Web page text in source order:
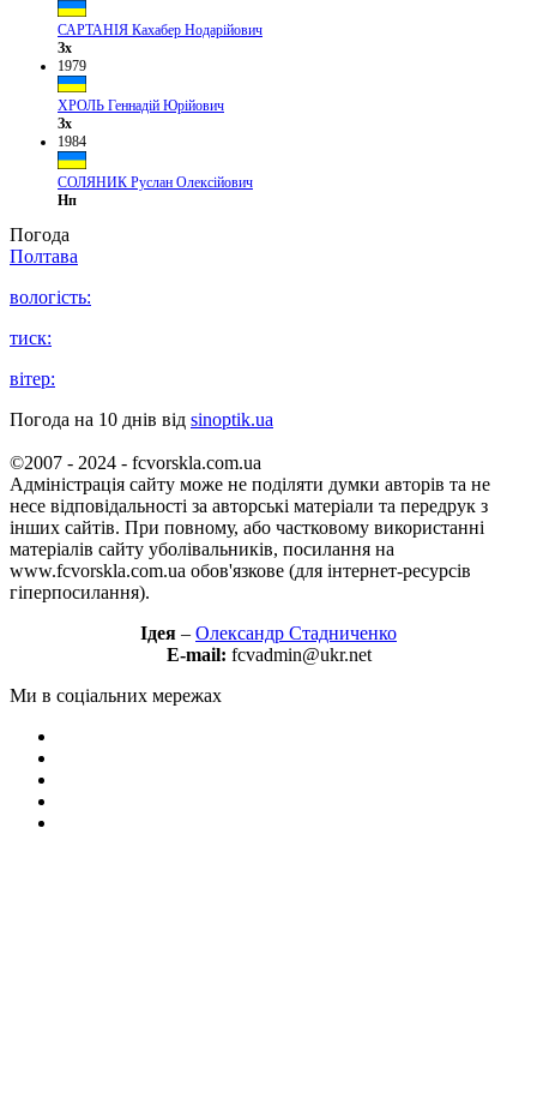
САРТАНІЯ Кахабер Нодарійович
Зх
1979
ХРОЛЬ Геннадій Юрійович
Зх
1984
СОЛЯНИК Руслан Олексійович
Нп
Погода
Полтава
вологість:
тиск:
вітер:
Погода на 10 днів від sinoptik.ua
©2007 - 2024 - fcvorskla.com.ua
Адміністрація сайту може не поділяти думки авторів та не
несе відповідальності за авторські матеріали та передрук з
інших сайтів. При повному, або частковому використанні
матеріалів сайту уболівальників, посилання на
www.fcvorskla.com.ua обов'язкове (для інтернет-ресурсів
гіперпосилання).
Ідея – Олександр Стадниченко
E-mail: fcvadmin@ukr.net
Ми в соціальних мережах